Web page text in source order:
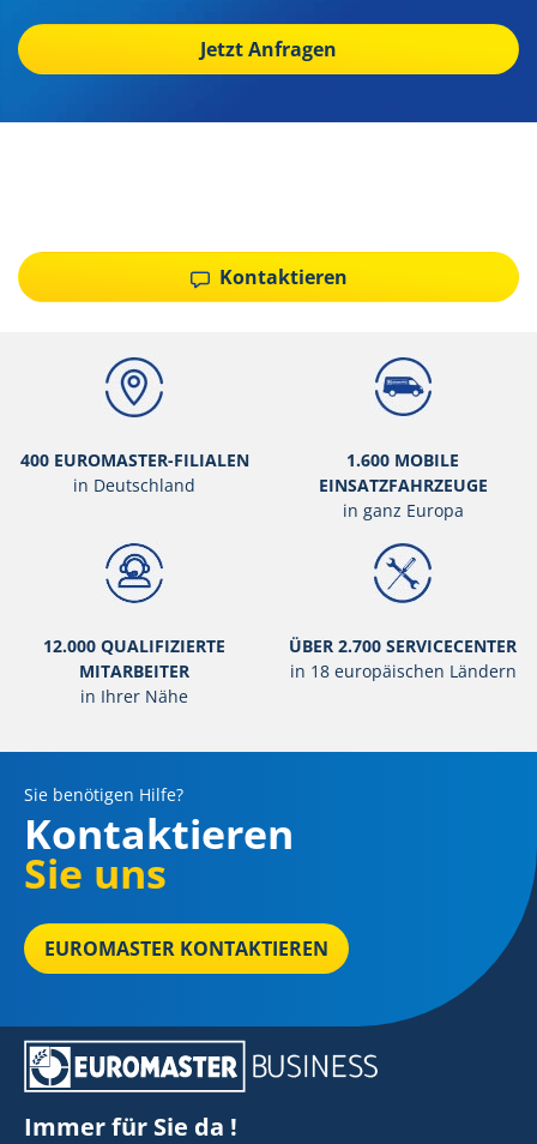
Jetzt Anfragen
Kontaktieren
400 EUROMASTER-FILIALEN
in Deutschland
1.600 MOBILE
EINSATZFAHRZEUGE
in ganz Europa
12.000 QUALIFIZIERTE
MITARBEITER
in Ihrer Nähe
ÜBER 2.700 SERVICECENTER
in 18 europäischen Ländern
Sie benötigen Hilfe?
Kontaktieren
Sie uns
EUROMASTER KONTAKTIEREN
Immer für Sie da !